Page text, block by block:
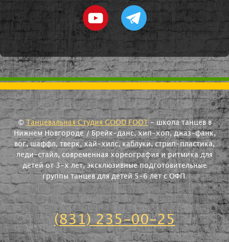
© Танцевальная Студия GOOD FOOT
- школа танцев в
Нижнем Новгороде / Брейк-данс, хип-хоп, джаз-фанк,
вог, шаффл, тверк, хай-хилс, каблуки, стрип-пластика,
леди-стайл, современная хореография и ритмика для
детей от 3-х лет, эксклюзивные подготовительные
группы танцев для детей 5-6 лет с ОФП.
(831) 235-00-25